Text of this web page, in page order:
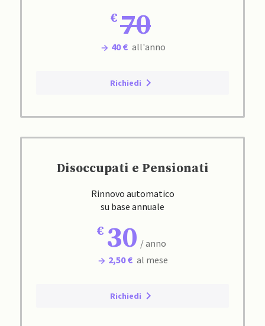
70
40 € all'anno
Richiedi
Disoccupati e Pensionati
Rinnovo automatico
su base annuale
30 / anno
2,50 € al mese
Richiedi